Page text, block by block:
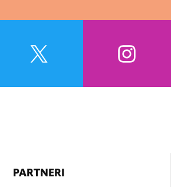
PARTNERI